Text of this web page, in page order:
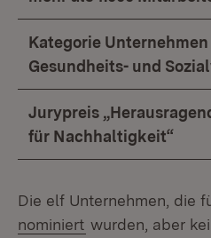
Kategorie
Gesundheits- und
Jurypreis
für Nachhaltigkeit“
Die elf Unternehmen, die
nominiert (Öffnet in
wurden, aber